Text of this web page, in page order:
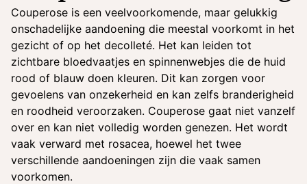
Couperose is een veelvoorkomende, maar gelukkig
onschadelijke aandoening die meestal voorkomt in het
gezicht of op het decolleté. Het kan leiden tot
zichtbare bloedvaatjes en spinnenwebjes die de huid
rood of blauw doen kleuren. Dit kan zorgen voor
gevoelens van onzekerheid en kan zelfs branderigheid
en roodheid veroorzaken. Couperose gaat niet vanzelf
over en kan niet volledig worden genezen. Het wordt
vaak verward met rosacea, hoewel het twee
verschillende aandoeningen zijn die vaak samen
voorkomen.